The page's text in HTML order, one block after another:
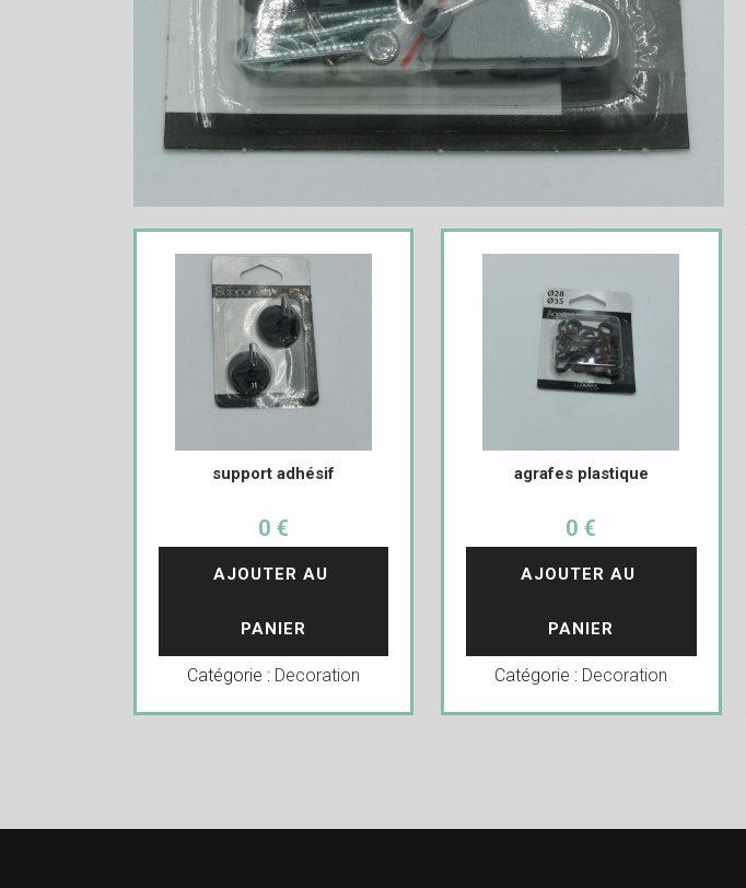
support adhésif
0 €
AJOUTER AU
PANIER
Catégorie : Decoration
agrafes plastique
0 €
AJOUTER AU
PANIER
Catégorie : Decoration